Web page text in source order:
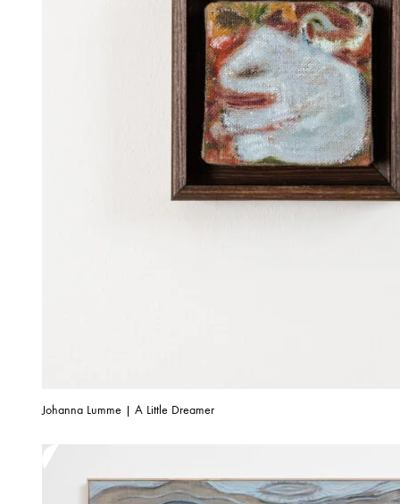
Johanna Lumme | A Little Dreamer